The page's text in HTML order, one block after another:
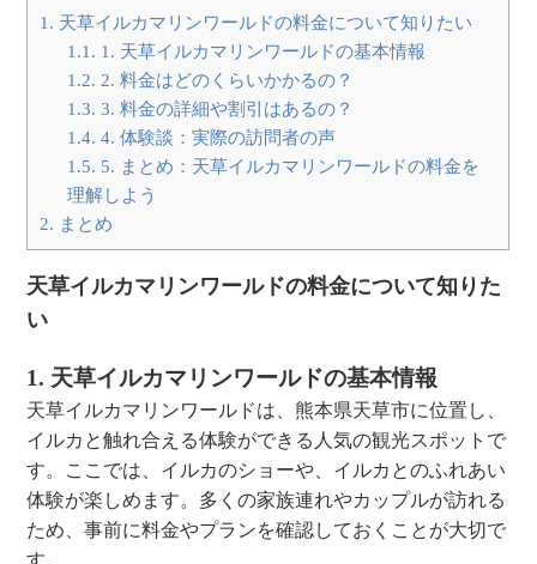
1. 天草イルカマリンワールドの料金について知りたい
1.1. 1. 天草イルカマリンワールドの基本情報
1.2. 2. 料金はどのくらいかかるの？
1.3. 3. 料金の詳細や割引はあるの？
1.4. 4. 体験談：実際の訪問者の声
1.5. 5. まとめ：天草イルカマリンワールドの料金を
理解しよう
2. まとめ
天草イルカマリンワールドの料金について知りた
い
1. 天草イルカマリンワールドの基本情報
天草イルカマリンワールドは、熊本県天草市に位置し、
イルカと触れ合える体験ができる人気の観光スポットで
す。ここでは、イルカのショーや、イルカとのふれあい
体験が楽しめます。多くの家族連れやカップルが訪れる
ため、事前に料金やプランを確認しておくことが大切で
す。